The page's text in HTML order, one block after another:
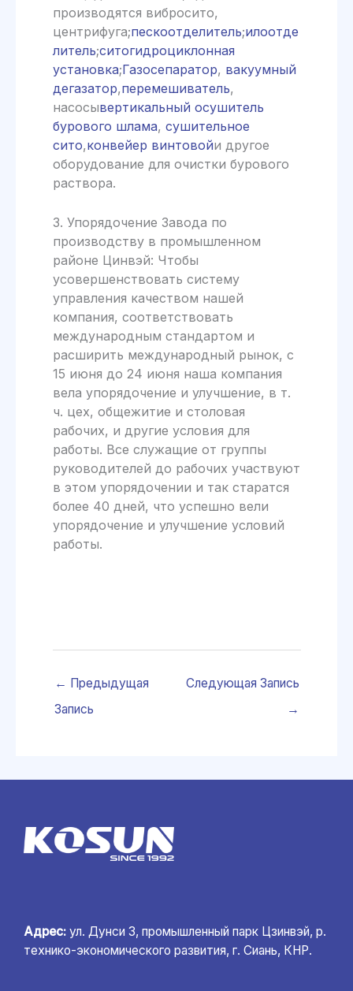
производятся вибросито,
центрифуга;пескоотделитель;илоотде
литель;ситогидроциклонная
установка;Газосепаратор, вакуумный
дегазатор,перемешиватель,
насосывертикальный осушитель
бурового шлама, сушительное
сито,конвейер винтовойи другое
оборудование для очистки бурового
раствора.
3. Упорядочение Завода по
производству в промышленном
районе Цинвэй: Чтобы
усовершенствовать систему
управления качеством нашей
компания, соответствовать
международным стандартом и
расширить международный рынок, с
15 июня до 24 июня наша компания
вела упорядочение и улучшение, в т.
ч. цех, общежитие и столовая
рабочих, и другие условия для
работы. Все служащие от группы
руководителей до рабочих участвуют
в этом упорядочении и так старатся
более 40 дней, что успешно вели
упорядочение и улучшение условий
работы.
← Предыдущая
Запись
Следующая Запись
→
Адрес: ул. Дунси 3, промышленный парк Цзинвэй, р.
технико-экономического развития, г. Сиань, КНР.